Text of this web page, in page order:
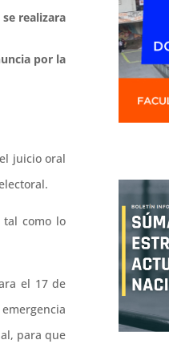
realizara
por la
juicio oral
tal como lo
el 17 de
para que